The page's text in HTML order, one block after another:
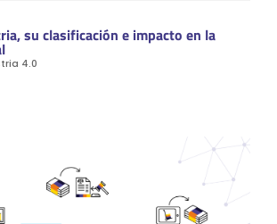
su clasificación e impacto en la
4.0